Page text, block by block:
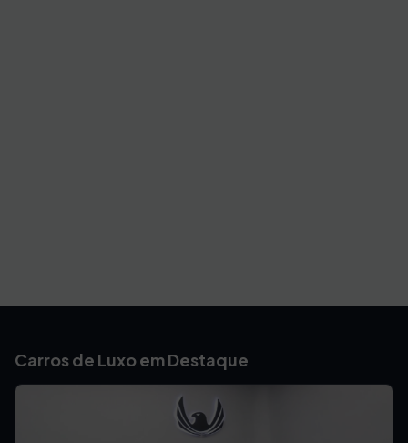
Carros de Luxo em Destaque